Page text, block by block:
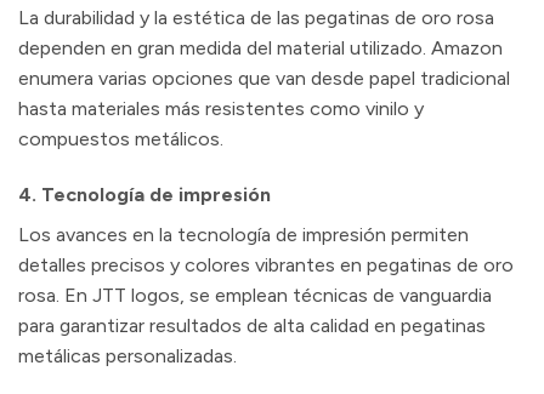
La durabilidad y la estética de las pegatinas de oro rosa
dependen en gran medida del material utilizado. Amazon
enumera varias opciones que van desde papel tradicional
hasta materiales más resistentes como vinilo y
compuestos metálicos.
4. Tecnología de impresión
Los avances en la tecnología de impresión permiten
detalles precisos y colores vibrantes en pegatinas de oro
rosa. En JTT logos, se emplean técnicas de vanguardia
para garantizar resultados de alta calidad en pegatinas
metálicas personalizadas.